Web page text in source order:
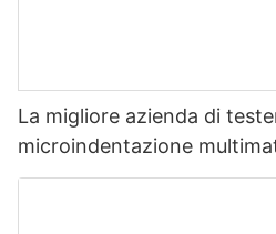
La migliore azienda di
microindentazione
misurazione della